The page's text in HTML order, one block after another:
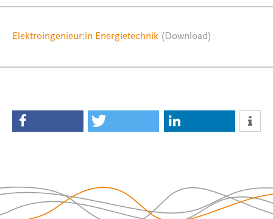
Elektroingenieur:in Energietechnik (Download)